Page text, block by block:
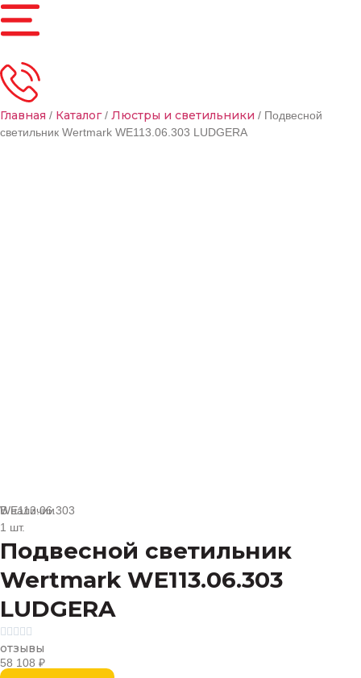
Главная / Каталог/ Люстры и светильники / Подвесной
светильник Wertmark WE113.06.303 LUDGERA
В наличии
1 шт.
Подвесной светильник
Wertmark WE113.06.303
LUDGERA
WE113.06.303
    
отзывы
58 108 ₽